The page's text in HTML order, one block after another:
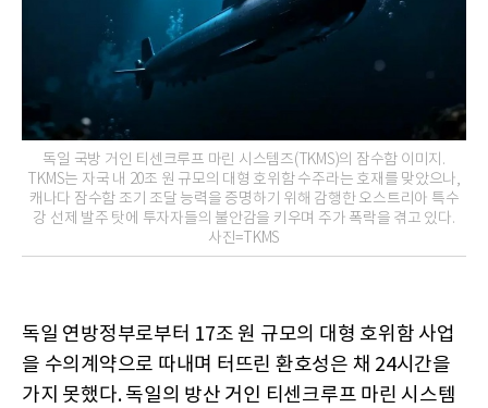
독일 국방 거인 티센크루프 마린 시스템즈(TKMS)의 잠수함 이미지.
TKMS는 자국 내 20조 원 규모의 대형 호위함 수주라는 호재를 맞았으나,
캐나다 잠수함 조기 조달 능력을 증명하기 위해 감행한 오스트리아 특수
강 선제 발주 탓에 투자자들의 불안감을 키우며 주가 폭락을 겪고 있다.
사진=TKMS
독일 연방정부로부터 17조 원 규모의 대형 호위함 사업
을 수의계약으로 따내며 터뜨린 환호성은 채 24시간을
가지 못했다. 독일의 방산 거인 티센크루프 마린 시스템